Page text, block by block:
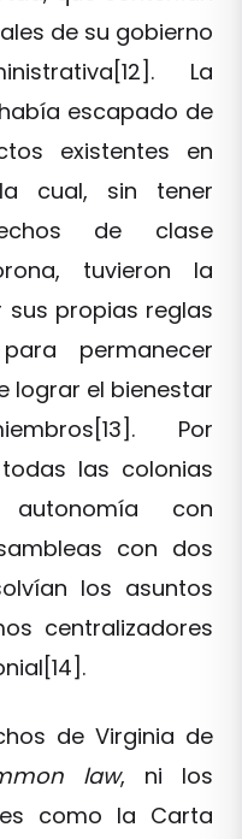
de su gobierno
La
escapado de
existentes en
cual, sin tener
de clase
tuvieron la
propias reglas
permanecer
lograr el bienestar
Por
las colonias
con
con dos
los asuntos
centralizadores
de Virginia de
law, ni los
como la Carta